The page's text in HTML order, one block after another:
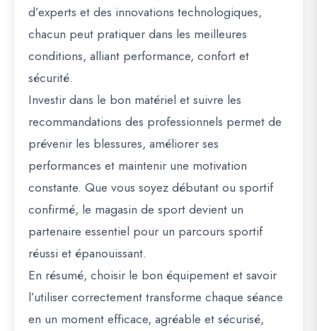
d’experts et des innovations technologiques,
chacun peut pratiquer dans les meilleures
conditions, alliant performance, confort et
sécurité.
Investir dans le bon matériel et suivre les
recommandations des professionnels permet de
prévenir les blessures, améliorer ses
performances et maintenir une motivation
constante. Que vous soyez débutant ou sportif
confirmé, le magasin de sport devient un
partenaire essentiel pour un parcours sportif
réussi et épanouissant.
En résumé, choisir le bon équipement et savoir
l’utiliser correctement transforme chaque séance
en un moment efficace, agréable et sécurisé,